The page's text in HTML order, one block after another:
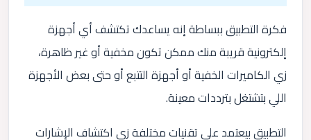
فكرة التطبيق ببساطة إنه يساعدك تكتشف أي أجهزة
إلكترونية قريبة منك ممكن تكون مخفية أو غير ظاهرة،
زي الكاميرات الخفية أو أجهزة التتبع أو حتى بعض الأجهزة
اللي بتشتغل بترددات معينة.
التطبيق بيعتمد على تقنيات مختلفة زي اكتشاف الإشارات